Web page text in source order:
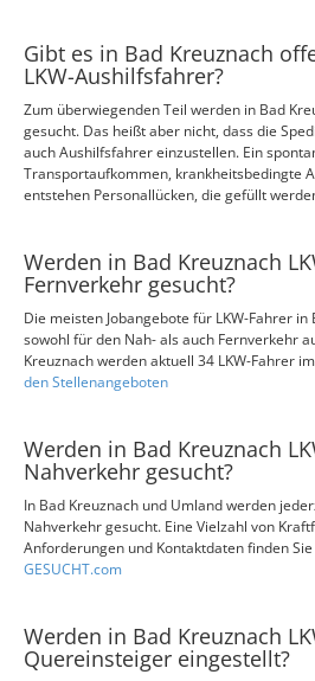
Gibt es in Bad Kreuznach
LKW-Aushilfsfahrer?
Zum überwiegenden Teil werden in Bad
gesucht. Das heißt aber nicht, dass die
auch Aushilfsfahrer einzustellen. Ein
Transportaufkommen, krankheitsbedingte
entstehen Personallücken, die gefüllt
Werden in Bad Kreuznach
Fernverkehr gesucht?
Die meisten Jobangebote für LKW-Fahrer
sowohl für den Nah- als auch Fernverkehr
Kreuznach werden aktuell 34 LKW-Fahrer
den Stellenangeboten
Werden in Bad Kreuznach
Nahverkehr gesucht?
In Bad Kreuznach und Umland werden
Nahverkehr gesucht. Eine Vielzahl von
Anforderungen und Kontaktdaten finden
GESUCHT.com
Werden in Bad Kreuznach
Quereinsteiger eingestellt?